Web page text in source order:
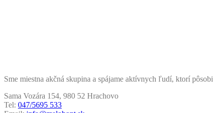
Sme miestna akčná skupina a spájame aktívnych ľudí, ktorí
Sama Vozára 154, 980 52 Hrachovo
Tel: 047/5695 533